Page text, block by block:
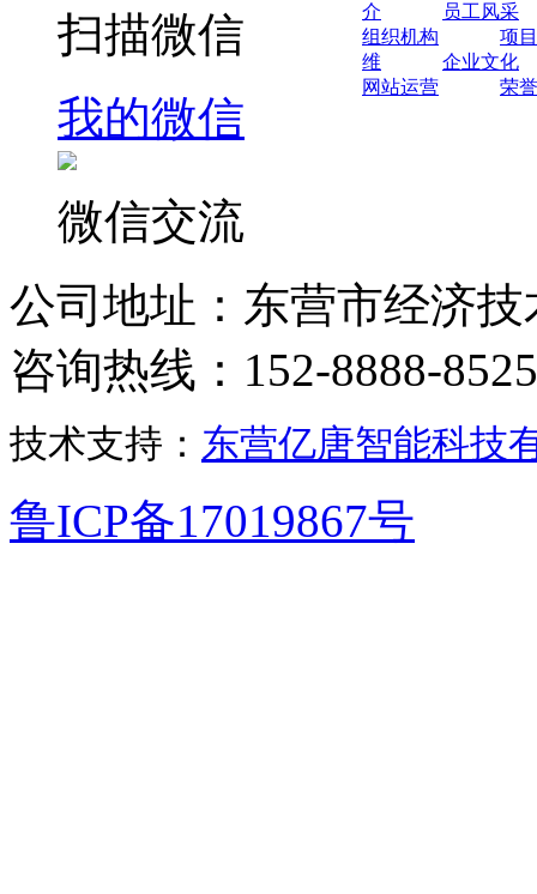
介
员工风采
组织机构
项
维
企业文化
网站运营
荣
扫描微信
我的微信
微信交流
公司地址：东营市经济
咨询热线：152-8888-8525
技术支持： 东营亿唐智能科技
鲁ICP备17019867号